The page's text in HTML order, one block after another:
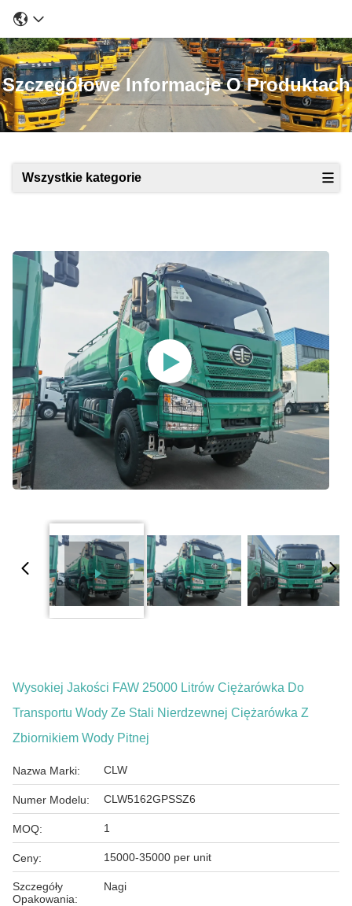
Szczegółowe Informacje O Produktach
Wszystkie kategorie
Wysokiej Jakości FAW 25000 Litrów Ciężarówka Do
Transportu Wody Ze Stali Nierdzewnej Ciężarówka Z
Zbiornikiem Wody Pitnej
Nazwa Marki: CLW
Numer Modelu: CLW5162GPSSZ6
MOQ: 1
Ceny: 15000-35000 per unit
Szczegóły
Opakowania:
Nagi